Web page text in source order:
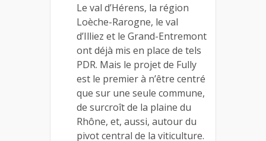
Le val d’Hérens, la région
Loèche-Rarogne, le val
d’Illiez et le Grand-Entremont
ont déjà mis en place de tels
PDR. Mais le projet de Fully
est le premier à n’être centré
que sur une seule commune,
de surcroît de la plaine du
Rhône, et, aussi, autour du
pivot central de la viticulture.